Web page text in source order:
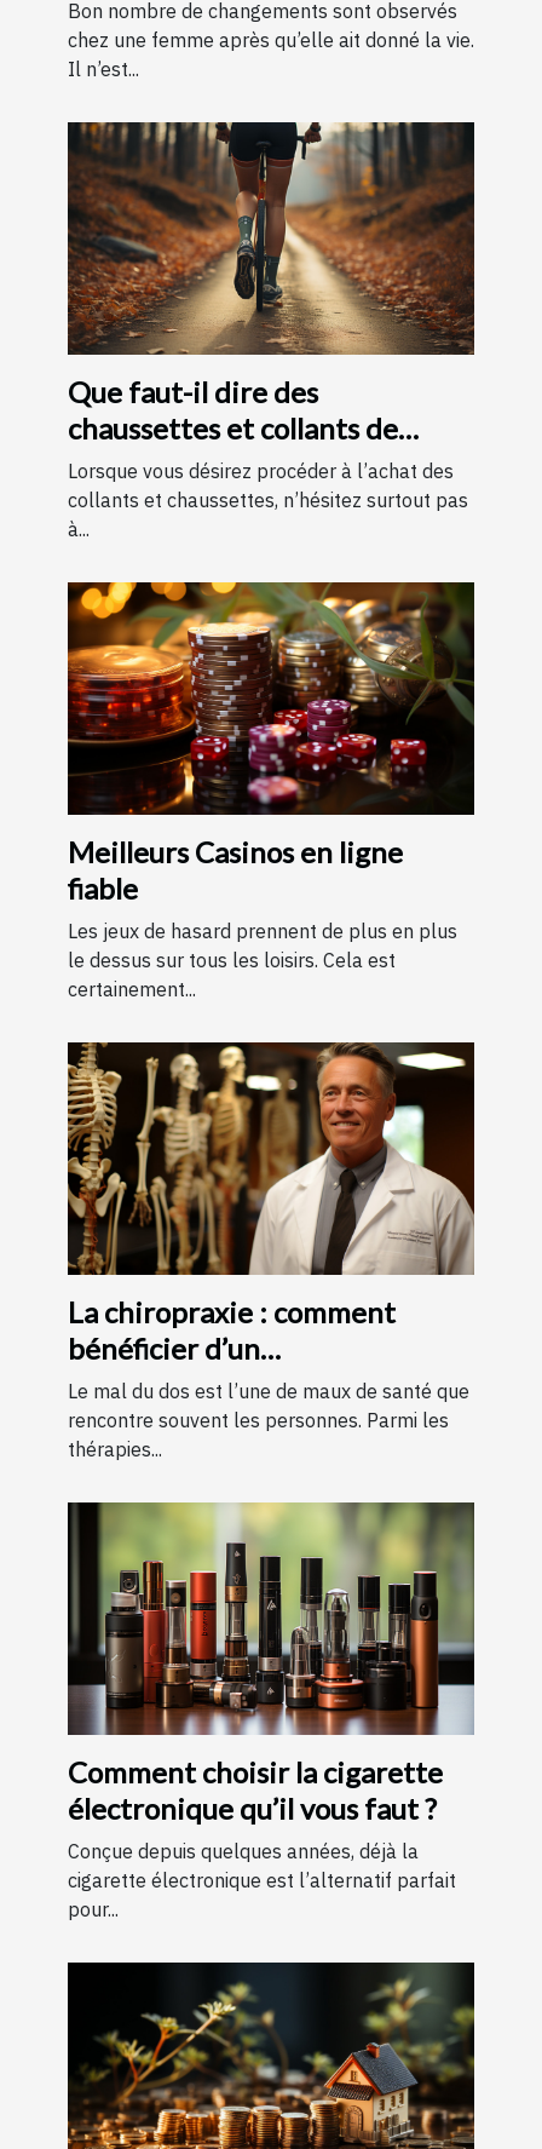
Bon nombre de changements sont observés
chez une femme après qu’elle ait donné la vie.
Il n’est...
Que faut-il dire des
chaussettes et collants de
contention ?
Lorsque vous désirez procéder à l’achat des
collants et chaussettes, n’hésitez surtout pas
à...
Meilleurs Casinos en ligne
fiable
Les jeux de hasard prennent de plus en plus
le dessus sur tous les loisirs. Cela est
certainement...
La chiropraxie : comment
bénéficier d’un
remboursement ?
Le mal du dos est l’une de maux de santé que
rencontre souvent les personnes. Parmi les
thérapies...
Comment choisir la cigarette
électronique qu’il vous faut ?
Conçue depuis quelques années, déjà la
cigarette électronique est l’alternatif parfait
pour...